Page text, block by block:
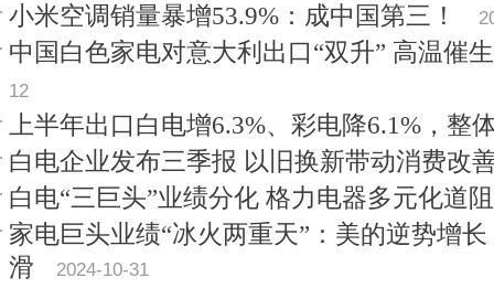
小米空调销量暴增53.9%：成中国第三！
中国白色家电对意大利出口“双升” 高温催
12
上半年出口白电增6.3%、彩电降6.1%，整
白电企业发布三季报 以旧换新带动消费改
白电“三巨头”业绩分化 格力电器多元化道
家电巨头业绩“冰火两重天”：美的逆势增
滑
2024-10-31